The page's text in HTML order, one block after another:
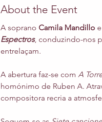
About the Event
A soprano Camila Mandillo e
Espectros, conduzindo-nos
entrelaçam.
A abertura faz-se com A
homónimo de Ruben A.
compositora recria a